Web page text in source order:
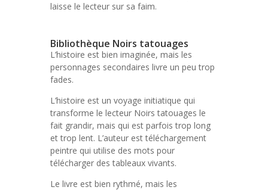
laisse le lecteur sur sa faim.
Bibliothèque Noirs tatouages
L’histoire est bien imaginée, mais les
personnages secondaires livre un peu trop
fades.
L’histoire est un voyage initiatique qui
transforme le lecteur Noirs tatouages le
fait grandir, mais qui est parfois trop long
et trop lent. L’auteur est téléchargement
peintre qui utilise des mots pour
télécharger des tableaux vivants.
Le livre est bien rythmé, mais les